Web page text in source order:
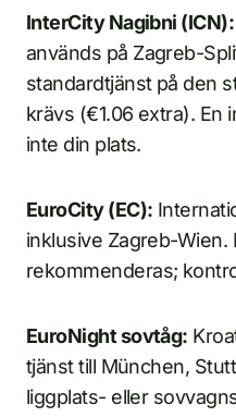
InterCity Nagibni (ICN):
används på Zagreb-
standardtjänst på den
krävs (€1.06 extra). En
inte din plats.
EuroCity (EC):
inklusive Zagreb-Wien.
rekommenderas;
EuroNight sovtåg:
tjänst till München,
liggplats- eller